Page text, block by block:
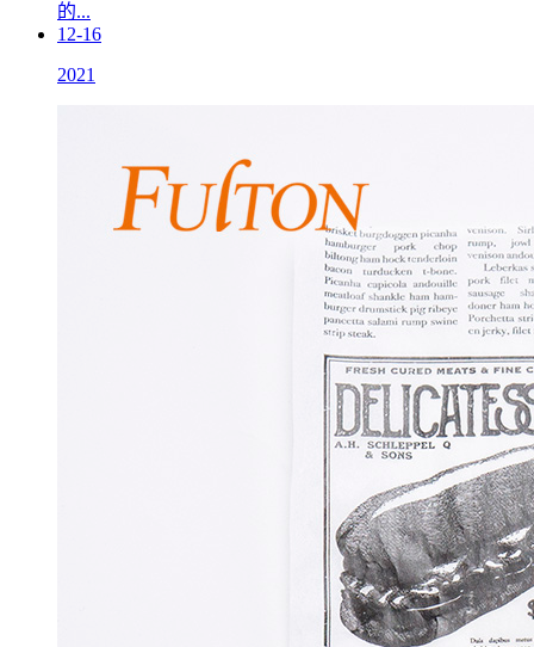
的...
12-16
2021